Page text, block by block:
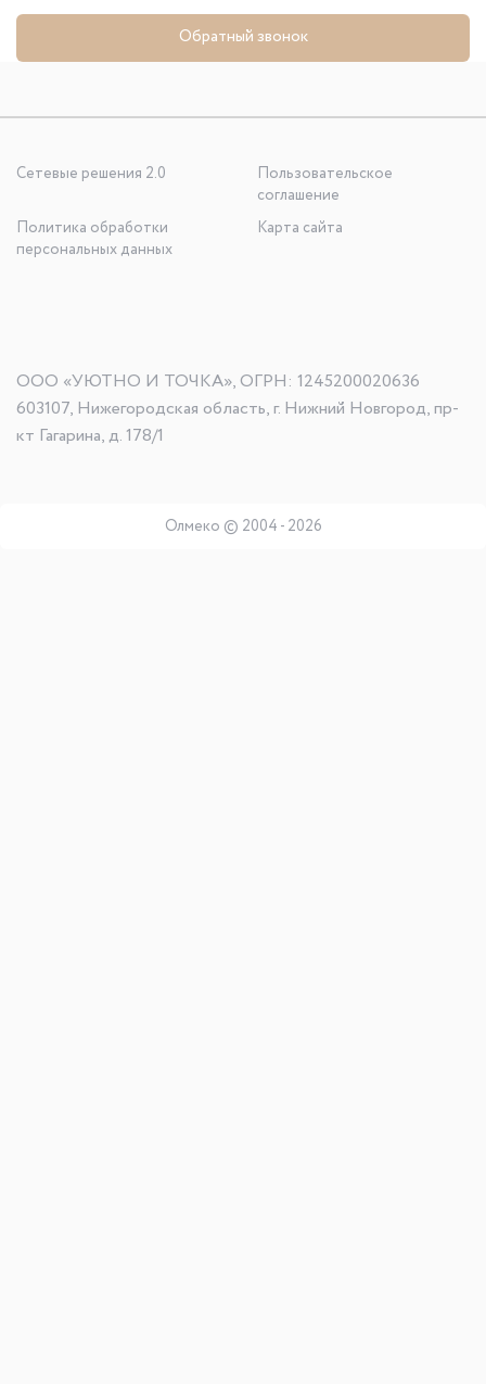
Обратный звонок
Сетевые решения 2.0
Пользовательское
соглашение
Политика обработки
персональных данных
Карта сайта
ООО «УЮТНО И ТОЧКА», ОГРН: 1245200020636
603107, Нижегородская область, г. Нижний Новгород, пр-
кт Гагарина, д. 178/1
Олмеко © 2004 - 2026